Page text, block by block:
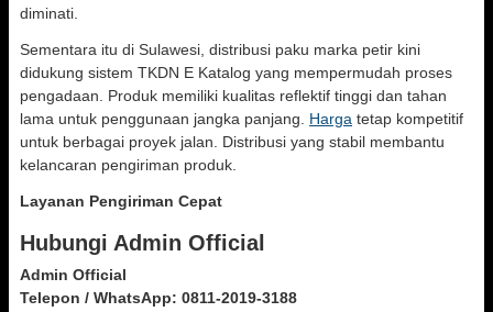
diminati.
Sementara itu di Sulawesi, distribusi paku marka petir kini
didukung sistem TKDN E Katalog yang mempermudah proses
pengadaan. Produk memiliki kualitas reflektif tinggi dan tahan
lama untuk penggunaan jangka panjang. Harga tetap kompetitif
untuk berbagai proyek jalan. Distribusi yang stabil membantu
kelancaran pengiriman produk.
Layanan Pengiriman Cepat
Hubungi Admin Official
Admin Official
Telepon / WhatsApp: 0811-2019-3188